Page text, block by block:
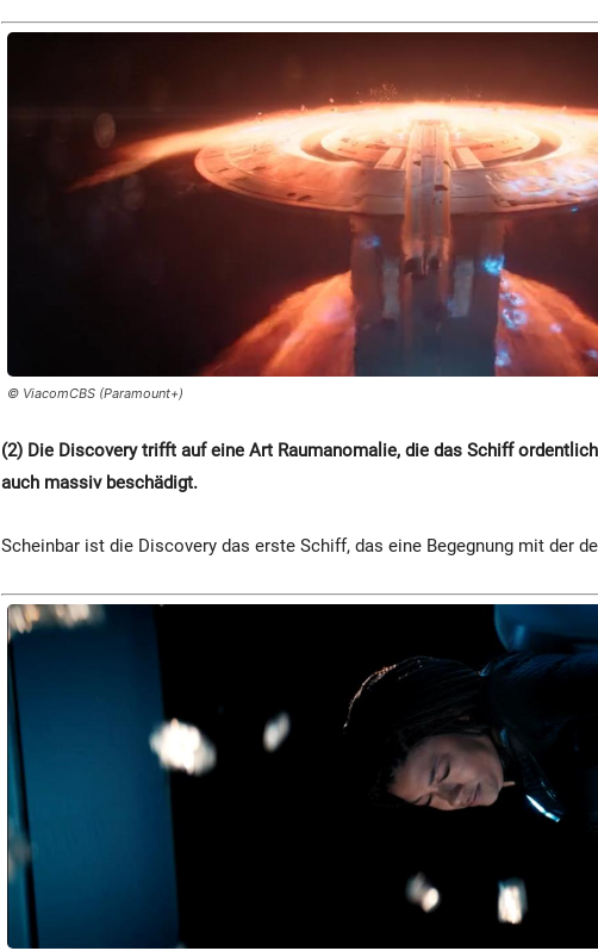
© ViacomCBS (Paramount+)
(2) Die Discovery trifft auf eine Art Raumanomalie, die das Schiff
auch massiv beschädigt.
Scheinbar ist die Discovery das erste Schiff, das eine Begegnung mit der